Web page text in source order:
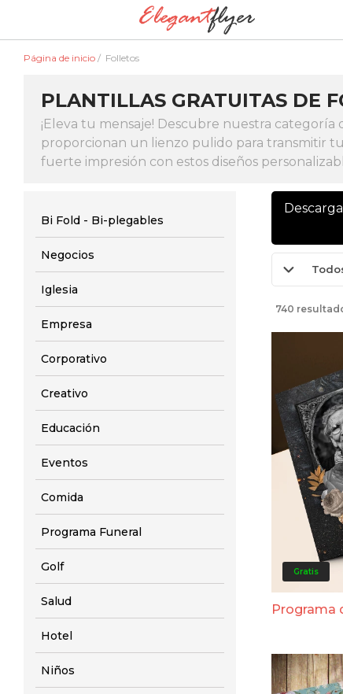
Página de inicio / Folletos
PLANTILLAS GRATUITAS DE
¡Eleva tu mensaje! Descubre nuestra
proporcionan un lienzo pulido para transmitir tu
fuerte impresión con estos diseños
Bi Fold - Bi-plegables
Negocios
Iglesia
Empresa
Corporativo
Creativo
Educación
Eventos
Comida
Programa Funeral
Golf
Salud
Hotel
Niños
740
Gratis
Programa